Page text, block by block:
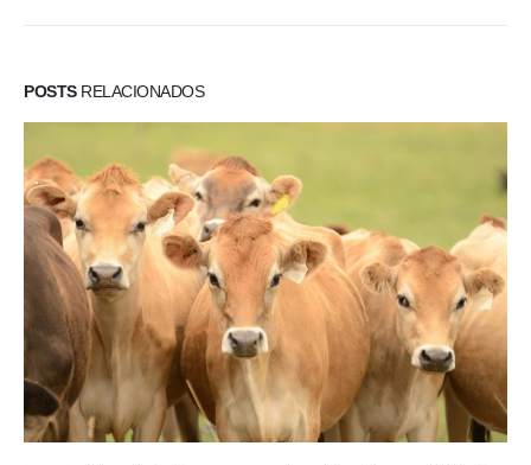
POSTSRELACIONADOS